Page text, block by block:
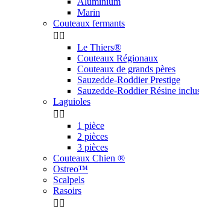
Marin
Couteaux fermants
 
Le Thiers®
Couteaux Régionaux
Couteaux de grands pères
Sauzedde-Roddier Prestige
Sauzedde-Roddier Résine
Laguioles
 
1 pièce
2 pièces
3 pièces
Couteaux Chien ®
Ostreo™
Scalpels
Rasoirs
 